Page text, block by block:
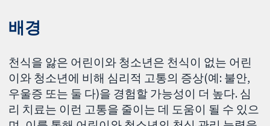
배경
천식을 앓은 어린이와 청소년은 천식이 없는 어린
이와 청소년에 비해 심리적 고통의 증상(예: 불안,
우울증 또는 둘 다)을 경험할 가능성이 더 높다. 심
리 치료는 이런 고통을 줄이는 데 도움이 될 수 있으